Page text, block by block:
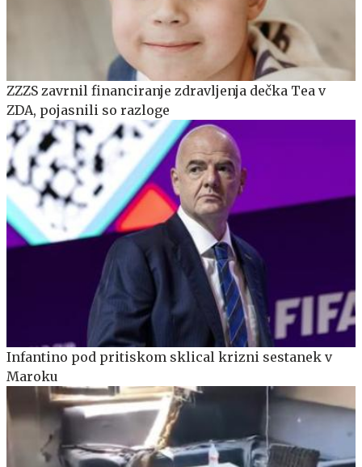
ZZZS zavrnil financiranje zdravljenja dečka Tea v
ZDA, pojasnili so razloge
Infantino pod pritiskom sklical krizni sestanek v
Maroku